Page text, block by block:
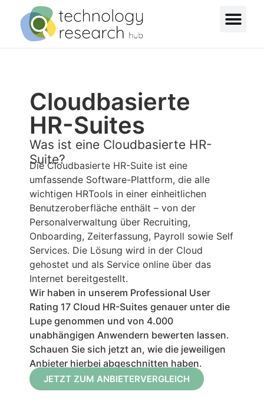
Cloudbasierte
HR-Suites
Was ist eine Cloudbasierte HR-
Suite?
Die Cloudbasierte HR-Suite ist eine
umfassende Software-Plattform, die alle
wichtigen HRTools in einer einheitlichen
Benutzeroberfläche enthält – von der
Personalverwaltung über Recruiting,
Onboarding, Zeiterfassung, Payroll sowie Self
Services. Die Lösung wird in der Cloud
gehostet und als Service online über das
Internet bereitgestellt.
Wir haben in unserem Professional User
Rating 17 Cloud HR-Suites genauer unter die
Lupe genommen und von 4.000
unabhängigen Anwendern bewerten lassen.
Schauen Sie sich jetzt an, wie die jeweiligen
Anbieter hierbei abgeschnitten haben.
JETZT ZUM ANBIETERVERGLEICH